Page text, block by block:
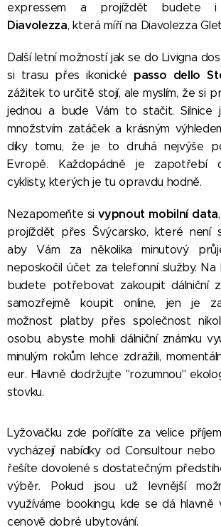
expressem a projíždět budete i
Diavolezza, která míří na Diavolezza
Další letní možností jak se do Livigna
si trasu přes ikonické passo dello
zážitek to určitě stojí, ale myslím, že si
jednou a bude Vám to stačit. Silnice
množstvím zatáček a krásným
díky tomu, že je to druhá nejvýše
Evropě. Každopádně je zapotřebí
cyklisty, kterých je tu opravdu hodně.
Nezapomeňte sivypnout mobilní data
projíždět přes Švýcarsko, které není
aby Vám za několika minutový
neposkočil účet za telefonní služby. Na
budete potřebovat zakoupit dálniční
samozřejmě koupit online, jen je
možnost platby přes společnost
osobu, abyste mohli dálniční známku
minulým rokům lehce zdražili,
eur. Hlavně dodržujte "rozumnou"
stovku.
Lyžovačku zde pořídíte za velice
vycházejí nabídky od Consultour nebo
řešíte dovolené s dostatečným
výběr. Pokud jsou už levnější
využíváme bookingu, kde se dá hlavně
cenově dobré ubytování.